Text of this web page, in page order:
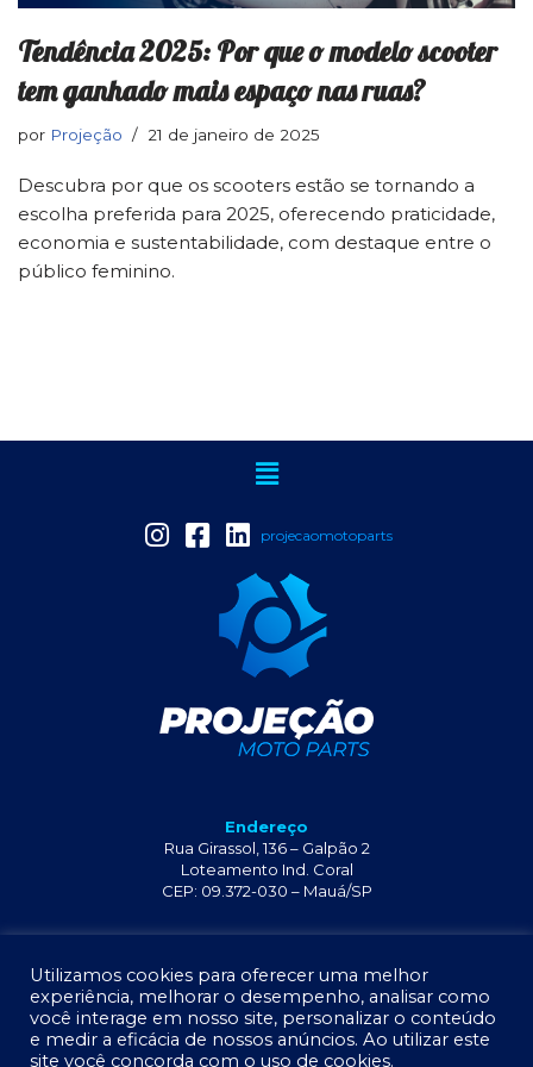
Tendência 2025: Por que o modelo scooter
tem ganhado mais espaço nas ruas?
por Projeção 21 de janeiro de 2025
Descubra por que os scooters estão se tornando a
escolha preferida para 2025, oferecendo praticidade,
economia e sustentabilidade, com destaque entre o
público feminino.
projecaomotoparts
Endereço
Rua Girassol, 136 – Galpão 2
Loteamento Ind. Coral
CEP: 09.372-030 – Mauá/SP
+55 11 2341-6429
Utilizamos cookies para oferecer uma melhor
experiência, melhorar o desempenho, analisar como
você interage em nosso site, personalizar o conteúdo
e medir a eficácia de nossos anúncios. Ao utilizar este
site você concorda com o uso de cookies.